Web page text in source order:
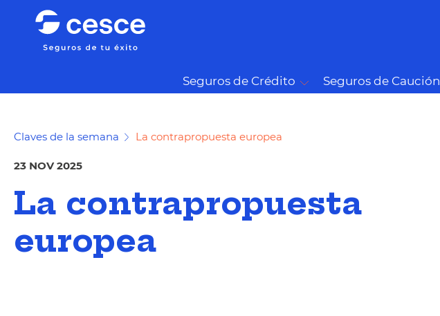
Seguros de Crédito Seguros de Caución
Claves de la semana La contrapropuesta europea
23 NOV 2025
La contrapropuesta
europea